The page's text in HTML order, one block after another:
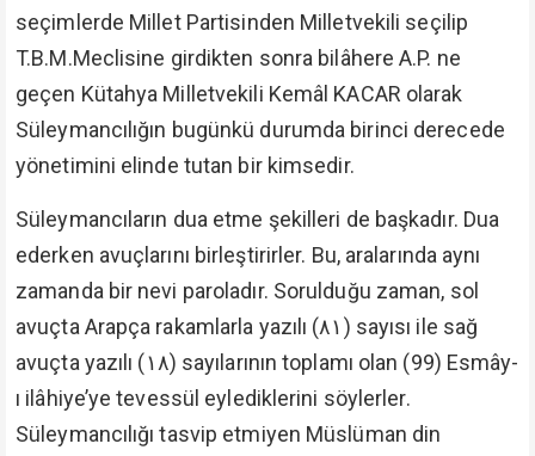
seçimlerde Millet Partisinden Milletvekili seçilip
T.B.M.Meclisine girdikten sonra bilâhere A.P. ne
geçen Kütahya Milletvekili Kemâl KACAR olarak
Süleymancılığın bugünkü durumda birinci derecede
yönetimini elinde tutan bir kimsedir.
Süleymancıların dua etme şekilleri de başkadır. Dua
ederken avuçlarını birleştirirler. Bu, aralarında aynı
zamanda bir nevi paroladır. Sorulduğu zaman, sol
avuçta Arapça rakamlarla yazılı (٨١) sayısı ile sağ
avuçta yazılı (١٨) sayılarının toplamı olan (99) Esmây-
ı ilâhiye’ye tevessül eylediklerini söylerler.
Süleymancılığı tasvip etmiyen Müslüman din